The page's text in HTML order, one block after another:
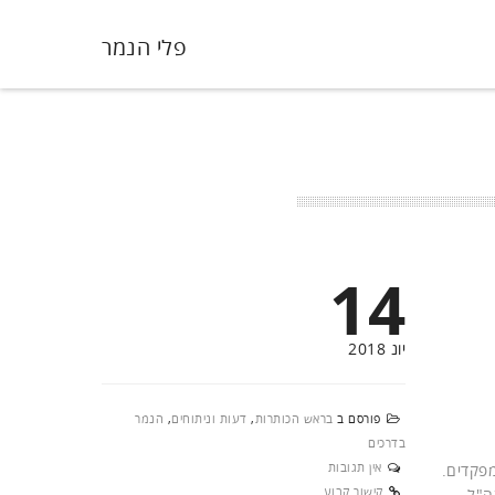
פלי הנמר
14
יונ 2018
פורסם ב בראש הכותרות, דעות וניתוחים, הנמר
בדרכים
אין תגובות
קישור קבוע